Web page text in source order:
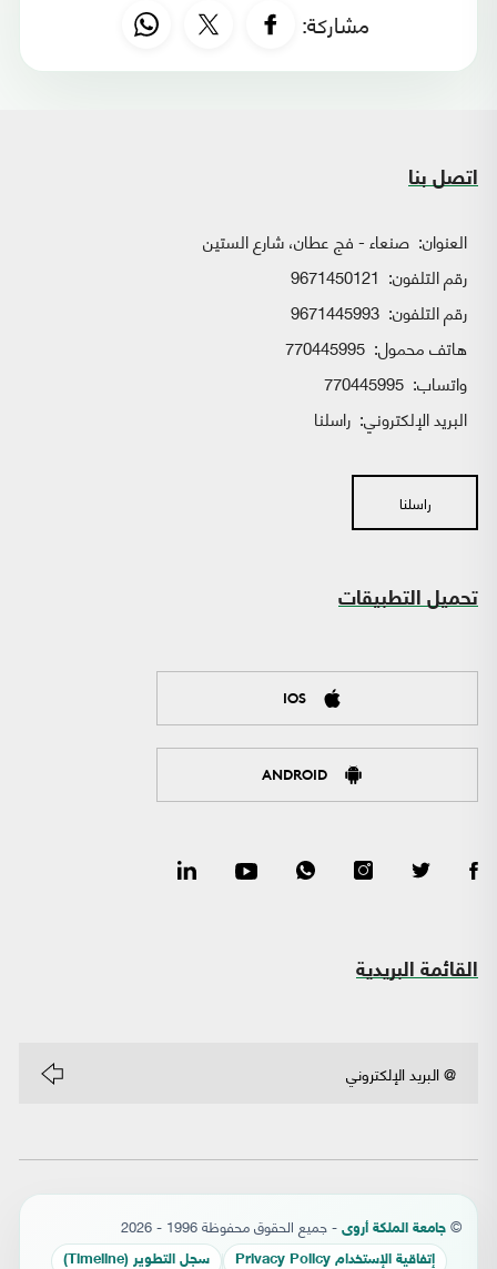
مشاركة:
اتصل بنا
العنوان: صنعاء - فج عطان، شارع الستين
رقم التلفون: 9671450121
رقم التلفون: 9671445993
هاتف محمول: 770445995
واتساب:
البريد الإلكتروني: راسلنا
راسلنا
تحميل التطبيقات
IOS
ANDROID
القائمة البريدية
© جامعة الملكة أروى - جميع الحقوق محفوظة 1996 - 2026
إتفاقية الإستخدام Privacy Policy سجل التطوير (Timeline)